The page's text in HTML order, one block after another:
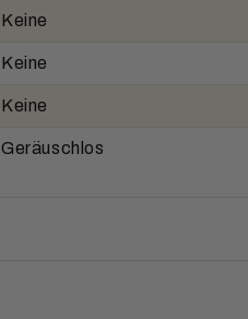
Keine
Keine
Keine
Geräuschlos